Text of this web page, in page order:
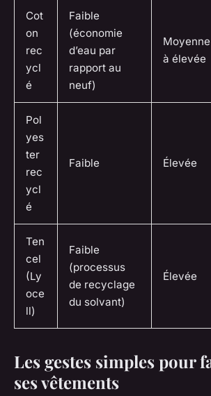
Cot
on
rec
ycl
é
Faible
(économie
d’eau par
rapport au
neuf)
Moyenne
à élevée
Pol
yes
ter
rec
ycl
é
Faible Élevée
Ten
cel
(Ly
oce
ll)
Faible
(processus
de recyclage
du solvant)
Élevée
Les gestes simples pour
ses vêtements